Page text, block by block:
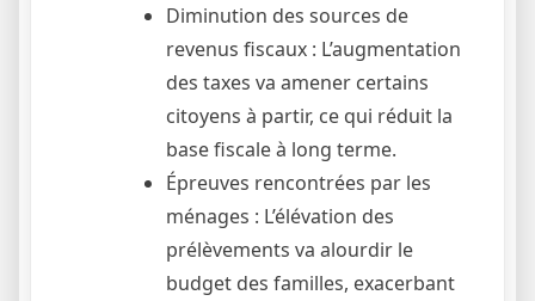
Diminution des sources de
revenus fiscaux : L’augmentation
des taxes va amener certains
citoyens à partir, ce qui réduit la
base fiscale à long terme.
Épreuves rencontrées par les
ménages : L’élévation des
prélèvements va alourdir le
budget des familles, exacerbant